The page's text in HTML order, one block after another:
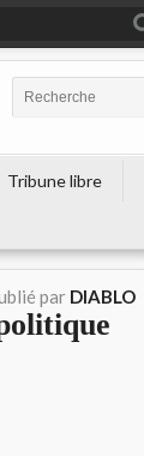
Tribune libre
par DIABLO